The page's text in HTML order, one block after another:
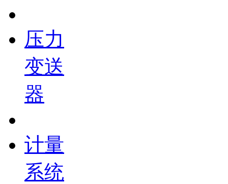
压力
变送
器
计量
系统